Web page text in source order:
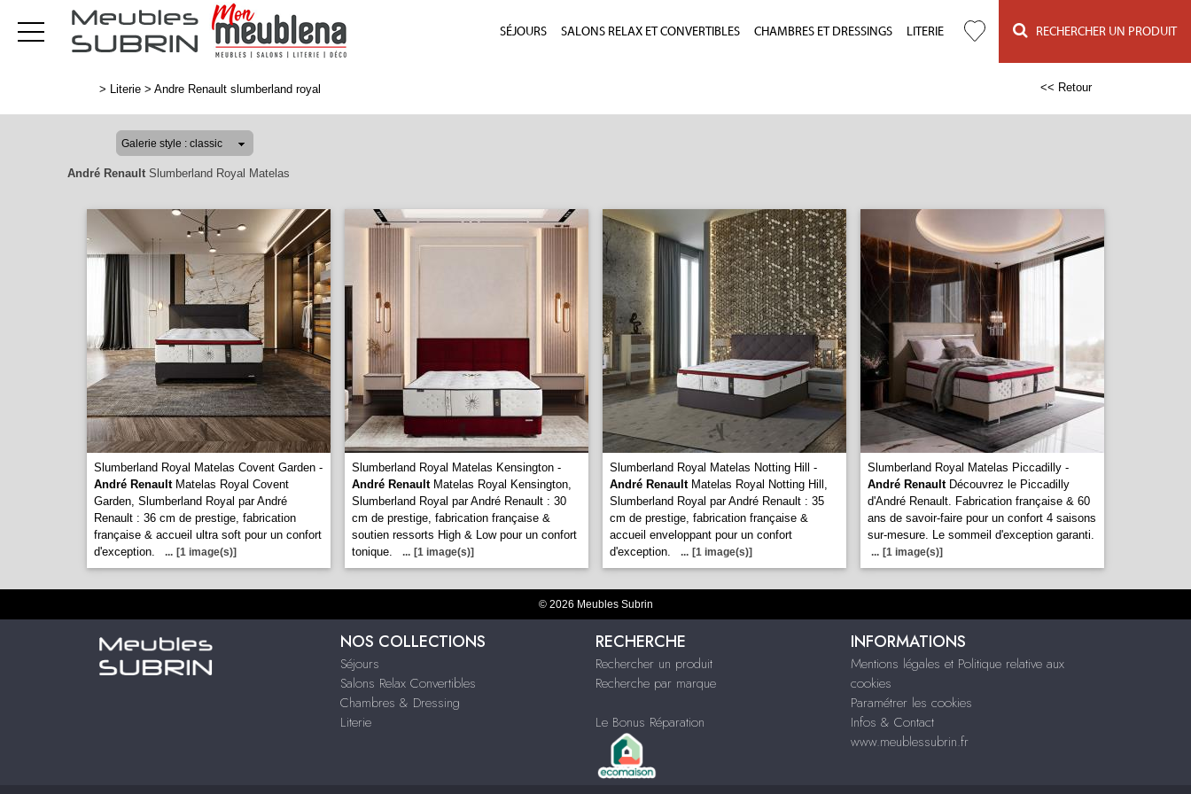
SÉJOURS SALONS RELAX ET CONVERTIBLES CHAMBRES ET DRESSINGS LITERIE RECHERCHER UN PRODUIT
> Literie > Andre Renault slumberland royal << Retour
André Renault Slumberland Royal Matelas
Slumberland Royal Matelas Covent Garden -
André RenaultMatelas Royal Covent
Garden, Slumberland Royal par André
Renault : 36 cm de prestige, fabrication
française & accueil ultra soft pour un confort
d'exception.
... [1 image(s)]
Slumberland Royal Matelas Kensington -
André RenaultMatelas Royal Kensington,
Slumberland Royal par André Renault : 30
cm de prestige, fabrication française &
soutien ressorts High & Low pour un confort
tonique.
... [1 image(s)]
Slumberland Royal Matelas Notting Hill -
André RenaultMatelas Royal Notting Hill,
Slumberland Royal par André Renault : 35
cm de prestige, fabrication française &
accueil enveloppant pour un confort
d'exception.
... [1 image(s)]
Slumberland Royal Matelas Piccadilly -
André RenaultDécouvrez le Piccadilly
d'André Renault. Fabrication française & 60
ans de savoir-faire pour un confort 4 saisons
sur-mesure. Le sommeil d'exception garanti.
... [1 image(s)]
© 2026 Meubles Subrin
NOS COLLECTIONS
Séjours
Salons Relax Convertibles
Chambres & Dressing
Literie
RECHERCHE
Rechercher un produit
Recherche par marque
Le Bonus Réparation
INFORMATIONS
Mentions légales et Politique relative aux
cookies
Paramétrer les cookies
Infos & Contact
www.meublessubrin.fr